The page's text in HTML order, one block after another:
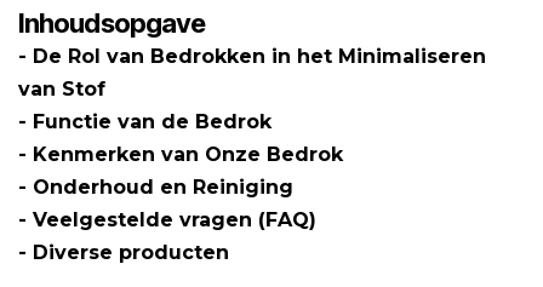
Inhoudsopgave
De Rol van Bedrokken in het Minimaliseren
van Stof
Functie van de Bedrok
Kenmerken van Onze Bedrok
Onderhoud en Reiniging
Veelgestelde vragen (FAQ)
Diverse producten